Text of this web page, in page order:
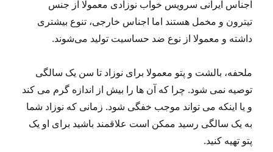
اجناس ایرانی سرویس خواب نوزادی معمولا از جنس
تیترون و مخمل هستند اما اجناس خارجی، تنوع بیشتری
داشته و معمولا از نوع ضد حساسیت تولید می‌شوند.
ملحفه، بالشت و پتو معمولا برای نوزاد تا سن یک سالگی
توصیه نمی شود. چرا که آن ها را بیش از اندازه گرم می کند
و یا اینکه می تواند موجب خفگی شود. زمانی که نوزاد شما
به یک سالگی رسید ممکن است علاقمند باشید برای او یک
پتو تهیه کنید.